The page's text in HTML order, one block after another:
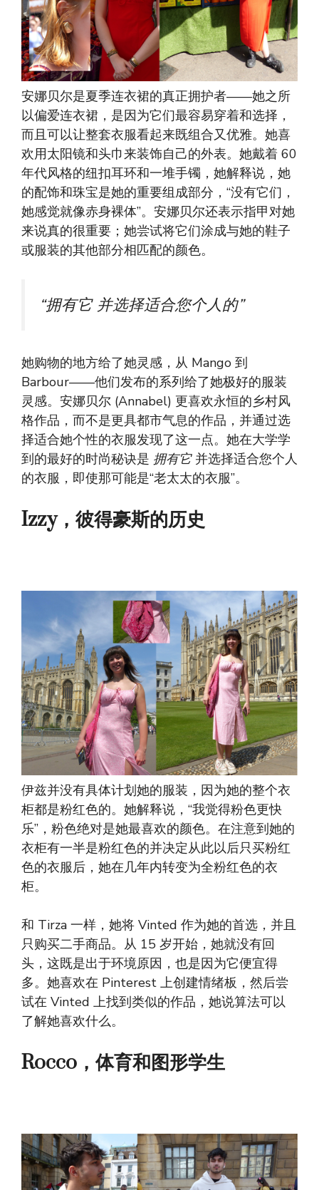
安娜贝尔是夏季连衣裙的真正拥护者——她之所
以偏爱连衣裙，是因为它们最容易穿着和选择，
而且可以让整套衣服看起来既组合又优雅。她喜
欢用太阳镜和头巾来装饰自己的外表。她戴着 60
年代风格的纽扣耳环和一堆手镯，她解释说，她
的配饰和珠宝是她的重要组成部分，“没有它们，
她感觉就像赤身裸体”。安娜贝尔还表示指甲对她
来说真的很重要；她尝试将它们涂成与她的鞋子
或服装的其他部分相匹配的颜色。
“拥有它并选择适合您个人的”
她购物的地方给了她灵感，从 Mango 到
Barbour——他们发布的系列给了她极好的服装
灵感。安娜贝尔 (Annabel) 更喜欢永恒的乡村风
格作品，而不是更具都市气息的作品，并通过选
择适合她个性的衣服发现了这一点。她在大学学
到的最好的时尚秘诀是 拥有它并选择适合您个人
的衣服，即使那可能是“老太太的衣服”。
Izzy，彼得豪斯的历史
伊兹并没有具体计划她的服装，因为她的整个衣
柜都是粉红色的。她解释说，“我觉得粉色更快
乐”，粉色绝对是她最喜欢的颜色。在注意到她的
衣柜有一半是粉红色的并决定从此以后只买粉红
色的衣服后，她在几年内转变为全粉红色的衣
柜。
和 Tirza 一样，她将 Vinted 作为她的首选，并且
只购买二手商品。从 15 岁开始，她就没有回
头，这既是出于环境原因，也是因为它便宜得
多。她喜欢在 Pinterest 上创建情绪板，然后尝
试在 Vinted 上找到类似的作品，她说算法可以
了解她喜欢什么。
Rocco，体育和图形学生